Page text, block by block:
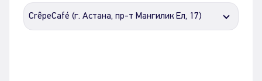
CrêpeCafé (г. Астана, пр-т Мангилик Ел, 17)